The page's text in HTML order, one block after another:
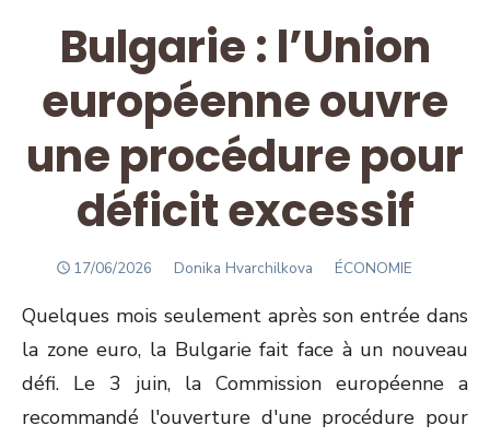
Bulgarie : l’Union
européenne ouvre
une procédure pour
déficit excessif
POSTED
17/06/2026 Author
Donika Hvarchilkova ÉCONOMIE
Quelques mois seulement après son entrée dans
la zone euro, la Bulgarie fait face à un nouveau
défi. Le 3 juin, la Commission européenne a
recommandé l'ouverture d'une procédure pour